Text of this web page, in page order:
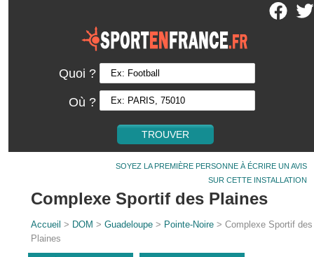
Quoi ?
Où ?
SOYEZ LA PREMIÈRE PERSONNE À ÉCRIRE UN AVIS
SUR CETTE INSTALLATION
Complexe Sportif des Plaines
Accueil > DOM >Guadeloupe > Pointe-Noire > Complexe Sportif des
Plaines